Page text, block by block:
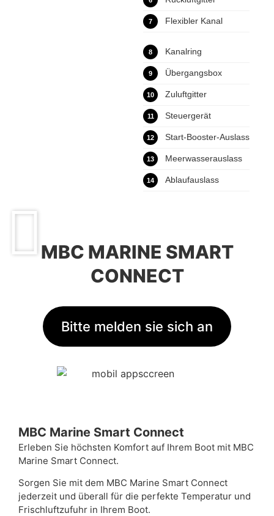
7 Flexibler Kanal
8 Kanalring
9 Übergangsbox
10 Zuluftgitter
11 Steuergerät
12 Start-Booster-Auslass
13 Meerwasserauslass
14 Ablaufauslass
MBC MARINE SMART
CONNECT
Bitte melden sie sich an
MBC Marine Smart Connect
Erleben Sie höchsten Komfort auf Ihrem Boot mit MBC
Marine Smart Connect.
Sorgen Sie mit dem MBC Marine Smart Connect
jederzeit und überall für die perfekte Temperatur und
Frischluftzufuhr in Ihrem Boot.